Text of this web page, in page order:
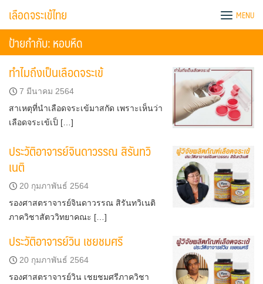
เลือดจระเข้ไทย MENU
ป้ายกำกับ:หอบหืด
ทำไมถึงเป็นเลือดจระเข้
7 มีนาคม 2564
สาเหตุที่นำเลือดจระเข้มาสกัด เพราะเห็นว่า
เลือดจระเข้เป็ […]
ประวัติอาจารย์จินดาวรรณ สิรันทวิ
เนติ
20 กุมภาพันธ์ 2564
รองศาสตราจารย์จินดาวรรณ สิรันทวิเนติ
ภาควิชาสัตววิทยาคณะ […]
ประวัติอาจารย์วิน เชยชมศรี
20 กุมภาพันธ์ 2564
รองศาสตราจารย์วิน เชยชมศรีภาควิชา